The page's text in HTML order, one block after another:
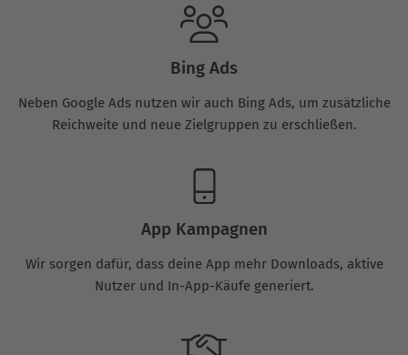
Bing Ads
Neben Google Ads nutzen wir auch Bing Ads, um zusätzliche
Reichweite und neue Zielgruppen zu erschließen.
App Kampagnen
Wir sorgen dafür, dass deine App mehr Downloads, aktive
Nutzer und In-App-Käufe generiert.